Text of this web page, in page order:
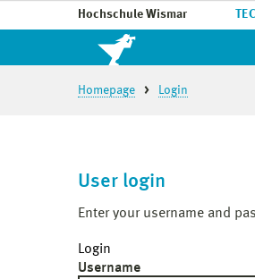
Hochschule Wismar
Homepage Login
User login
Enter your username and
Login
Username